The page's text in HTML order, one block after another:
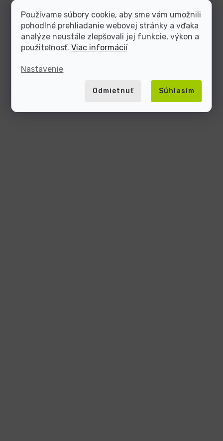
Používame súbory cookie, aby sme vám umožnili
pohodlné prehliadanie webovej stránky a vďaka
analýze neustále zlepšovali jej funkcie, výkon a
použiteľnosť.Viac informácií
Nastavenie
Odmietnuť Súhlasím